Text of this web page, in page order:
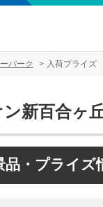
パーク 入荷プライズ
新百合ヶ
品・プライズ